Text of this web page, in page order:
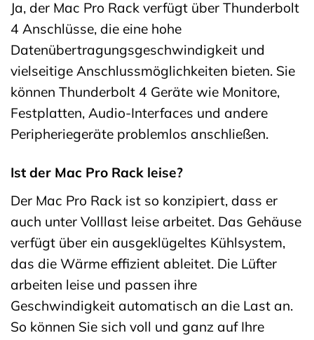
Ja, der Mac Pro Rack verfügt über Thunderbolt
4 Anschlüsse, die eine hohe
Datenübertragungsgeschwindigkeit und
vielseitige Anschlussmöglichkeiten bieten. Sie
können Thunderbolt 4 Geräte wie Monitore,
Festplatten, Audio-Interfaces und andere
Peripheriegeräte problemlos anschließen.
Ist der Mac Pro Rack leise?
Der Mac Pro Rack ist so konzipiert, dass er
auch unter Volllast leise arbeitet. Das Gehäuse
verfügt über ein ausgeklügeltes Kühlsystem,
das die Wärme effizient ableitet. Die Lüfter
arbeiten leise und passen ihre
Geschwindigkeit automatisch an die Last an.
So können Sie sich voll und ganz auf Ihre